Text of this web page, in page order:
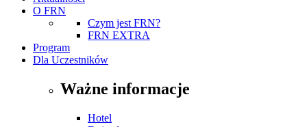
O FRN
Czym jest FRN?
FRN EXTRA
Program
Dla Uczestników
Ważne informacje
Hotel